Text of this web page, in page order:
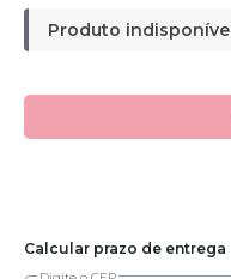
Produto indisponível
Calcular prazo de entrega